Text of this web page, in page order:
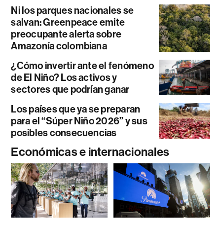
Ni los parques nacionales se
salvan: Greenpeace emite
preocupante alerta sobre
Amazonía colombiana
¿Cómo invertir ante el fenómeno
de El Niño? Los activos y
sectores que podrían ganar
Los países que ya se preparan
para el “Súper Niño 2026” y sus
posibles consecuencias
Económicas e internacionales